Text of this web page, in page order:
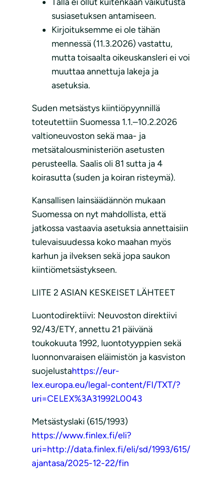
susiasetuksen antamiseen.
Kirjoituksemme ei ole tähän
mennessä (11.3.2026) vastattu,
mutta toisaalta oikeuskansleri ei voi
muuttaa annettuja lakeja ja
asetuksia.
Suden metsästys kiintiöpyynnillä
toteutettiin Suomessa 1.1.–10.2.2026
valtioneuvoston sekä maa- ja
metsätalousministeriön asetusten
perusteella. Saalis oli 81 sutta ja 4
koirasutta (suden ja koiran risteymä).
Kansallisen lainsäädännön mukaan
Suomessa on nyt mahdollista, että
jatkossa vastaavia asetuksia annettaisiin
tulevaisuudessa koko maahan myös
karhun ja ilveksen sekä jopa saukon
kiintiömetsästykseen.
LIITE 2 ASIAN KESKEISET LÄHTEET
Luontodirektiivi: Neuvoston direktiivi
92/43/ETY, annettu 21 päivänä
toukokuuta 1992, luontotyyppien sekä
luonnonvaraisen eläimistön ja kasviston
suojelustahttps://eur-
lex.europa.eu/legal-content/FI/TXT/?
uri=CELEX%3A31992L0043
Metsästyslaki (615/1993)
https://www.finlex.fi/eli?
uri=http://data.finlex.fi/eli/sd/1993/615/
ajantasa/2025-12-22/fin